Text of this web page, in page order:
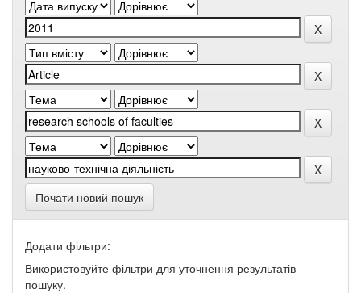
Почати новий пошук
Додати фільтри:
Використовуйте фільтри для уточнення результатів
пошуку.